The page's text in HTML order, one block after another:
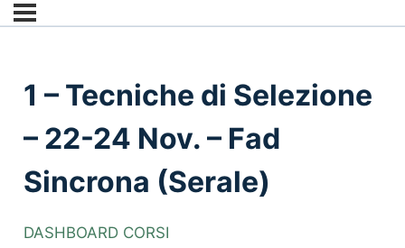
1 – Tecniche di Selezione
– 22-24 Nov. – Fad
Sincrona (Serale)
DASHBOARD CORSI